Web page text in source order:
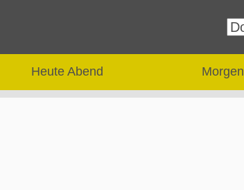
Heute Abend Morgen